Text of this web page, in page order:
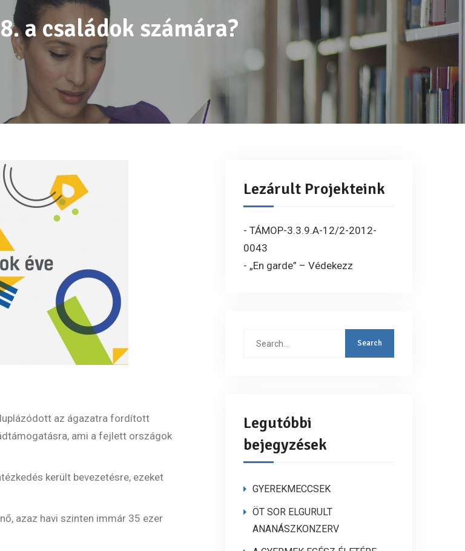
a családok számára?
az ágazatra fordított
ami a fejlett országok
került bevezetésre, ezeket
azaz havi szinten immár 35 ezer
Lezárult Projekteink
- TÁMOP-3.3.9.A-12/2-2012-
0043
- „En garde” – Védekezz
Search
Legutóbbi
bejegyzések
GYEREKMECCSEK
ÖT SOR ELGURULT
ANANÁSZKONZERV